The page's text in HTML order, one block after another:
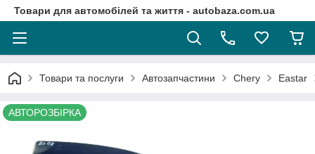
Товари для автомобілей та життя - autobaza.com.ua
Товари та послуги Автозапчастини Chery Eastar
АВТОРОЗБІРКА